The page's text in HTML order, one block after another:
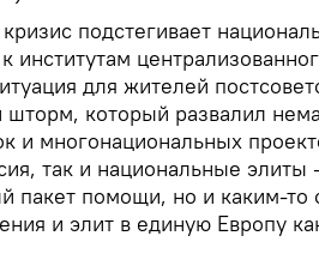
подстегивает
институтам
для жителей
который развалил
и многонациональных
так и национальные
пакет помощи, но и каким-то
и элит в единую Европу